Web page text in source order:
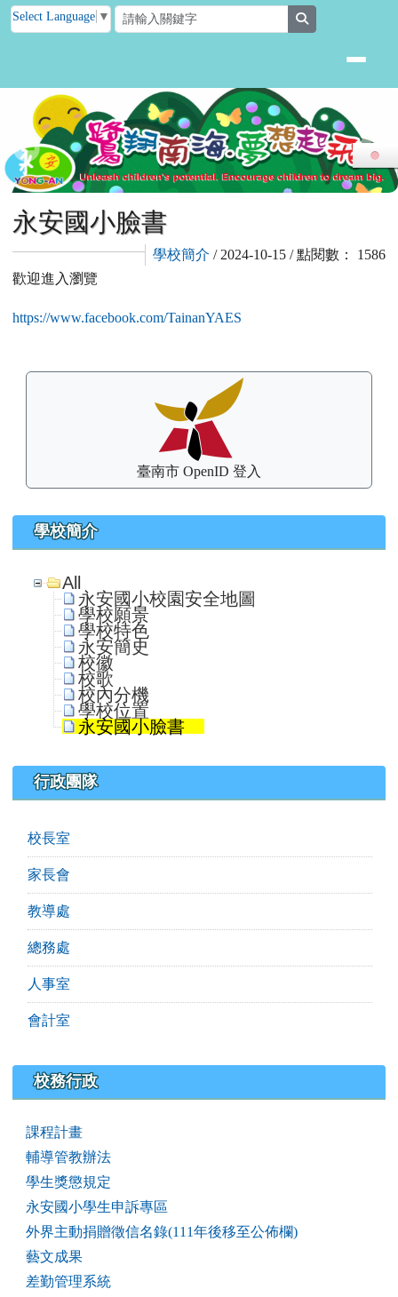
跳至主內容區
臺南市後壁區永安國小
Select Language ▼
主內容區域
永安國小臉書
學校簡介 / 2024-10-15 / 點閱數： 1586
歡迎進入瀏覽
https://www.facebook.com/TainanYAES
左邊區域內容
臺南市 OpenID 登入
學校簡介
All
永安國小校園安全地圖
學校願景
學校特色
永安簡史
校徽
校歌
校內分機
學校位置
永安國小臉書
行政團隊
校長室
家長會
教導處
總務處
人事室
會計室
校務行政
課程計畫
輔導管教辦法
學生獎懲規定
永安國小學生申訴專區
外界主動捐贈徵信名錄(111年後移至公佈欄)
藝文成果
差勤管理系統
頁尾區域